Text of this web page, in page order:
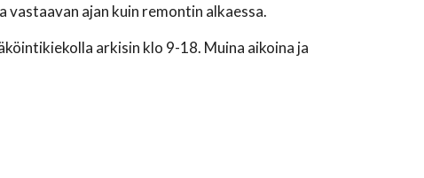
ajan kuin remontin alkaessa.
arkisin klo 9-18. Muina aikoina ja